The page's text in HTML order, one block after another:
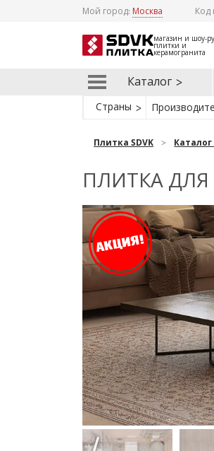
Мой город: Москва Код
магазин и шоу-
плитки и
керамогранита
Каталог
Страны
Плитка SDVK
ПЛИТКА ДЛЯ